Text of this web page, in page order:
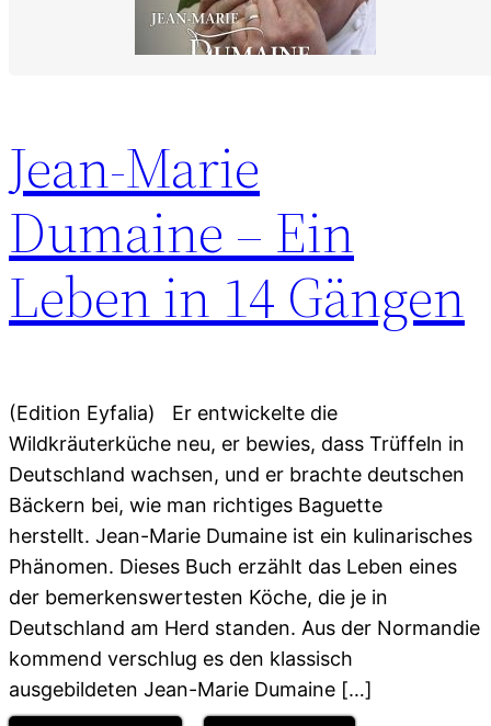
Jean-Marie
Dumaine – Ein
Leben in 14 Gängen
(Edition Eyfalia) Er entwickelte die
Wildkräuterküche neu, er bewies, dass Trüffeln in
Deutschland wachsen, und er brachte deutschen
Bäckern bei, wie man richtiges Baguette
herstellt. Jean-Marie Dumaine ist ein kulinarisches
Phänomen. Dieses Buch erzählt das Leben eines
der bemerkenswertesten Köche, die je in
Deutschland am Herd standen. Aus der Normandie
kommend verschlug es den klassisch
ausgebildeten Jean-Marie Dumaine […]